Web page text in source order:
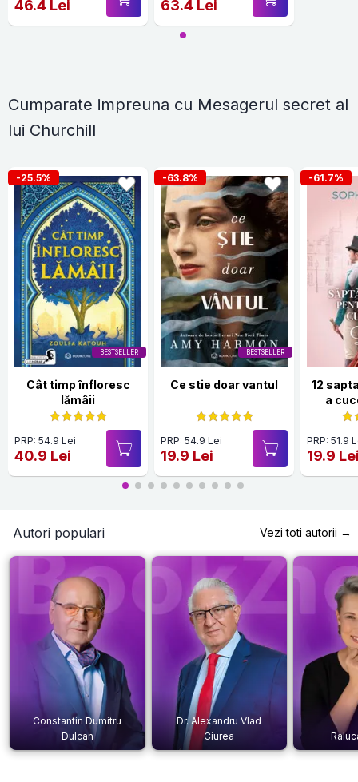
46.4 Lei 63.4 Lei
Cumparate impreuna cu Mesagerul secret al
lui Churchill
BESTSELLER
-25.5%
Cât timp înfloresc
lămâii
PRP: 54.9 Lei
40.9 Lei
BESTSELLER
-63.8%
Ce stie doar vantul
PRP: 54.9 Lei
19.9 Lei
-61.7%
12
a
PRP: 51.9
19.9
Autori populari Vezi toti autorii →
Constantin Dumitru
Dulcan
Dr. Alexandru Vlad
Ciurea